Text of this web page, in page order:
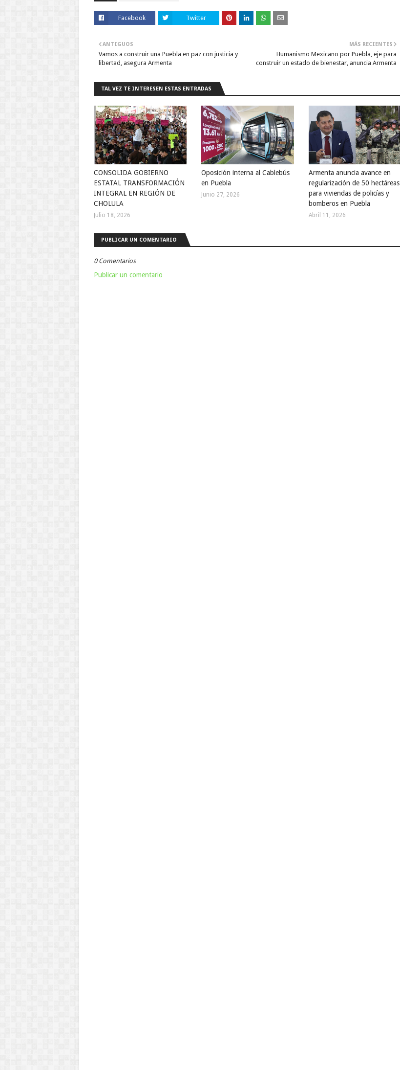
Facebook Twitter
MÁS RECIENTES
Humanismo Mexicano por Puebla, eje para
construir un estado de bienestar, anuncia Armenta
ANTIGUOS
Vamos a construir una Puebla en paz con justicia y
libertad, asegura Armenta
TAL VEZ TE INTERESEN ESTAS ENTRADAS
CONSOLIDA GOBIERNO
ESTATAL TRANSFORMACIÓN
INTEGRAL EN REGIÓN DE
CHOLULA
Julio 18, 2026
Oposición interna al Cablebús
en Puebla
Junio 27, 2026
Armenta anuncia avance en
regularización de 50 hectáreas
para viviendas de policías y
bomberos en Puebla
Abril 11, 2026
PUBLICAR UN COMENTARIO
0 Comentarios
Publicar un comentario